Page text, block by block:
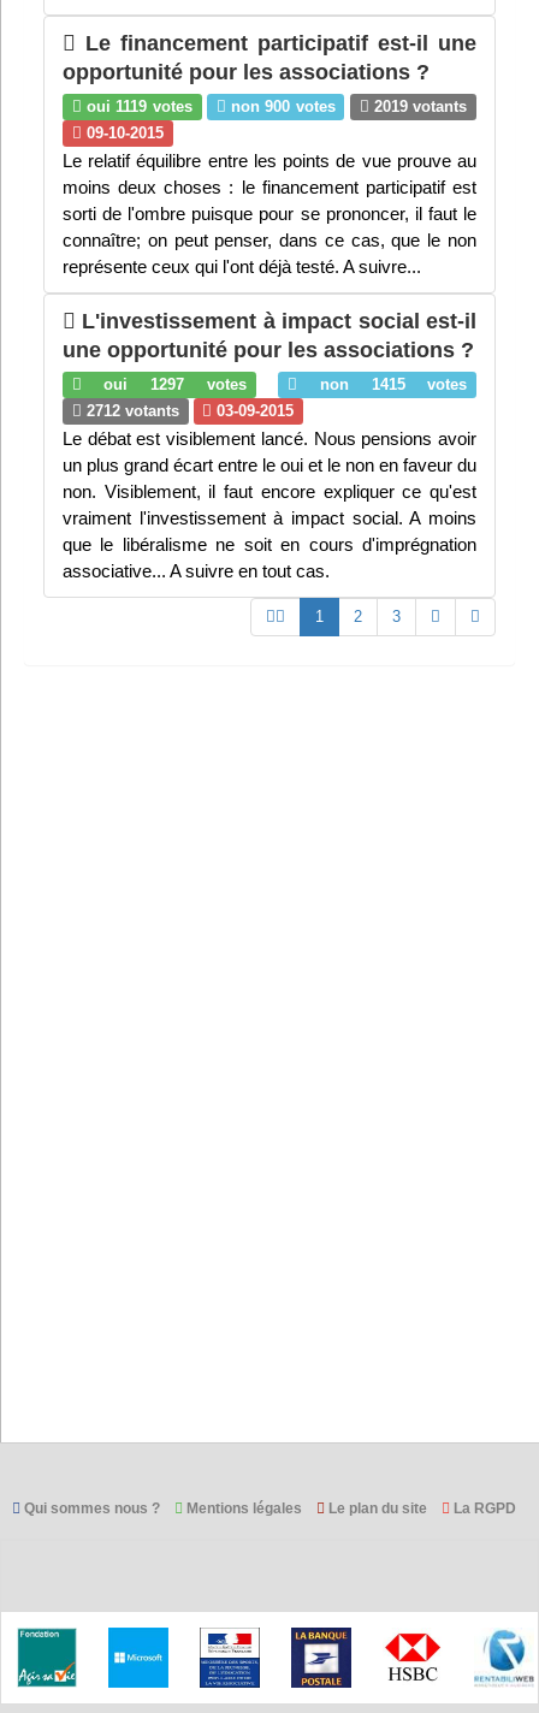
Le financement participatif est-il une
opportunité pour les associations ?
oui 1119 votes non 900 votes
2019 votants
09-10-2015
Le relatif équilibre entre les points de vue prouve au
moins deux choses : le financement participatif est
sorti de l'ombre puisque pour se prononcer, il faut le
connaître; on peut penser, dans ce cas, que le non
représente ceux qui l'ont déjà testé. A suivre...
L'investissement à impact social est-il
une opportunité pour les associations ?
oui 1297 votes
non 1415 votes
2712 votants
03-09-2015
Le débat est visiblement lancé. Nous pensions avoir
un plus grand écart entre le oui et le non en faveur du
non. Visiblement, il faut encore expliquer ce qu'est
vraiment l'investissement à impact social. A moins
que le libéralisme ne soit en cours d'imprégnation
associative... A suivre en tout cas.
1 (current)
2 3
Qui sommes nous ? Mentions légales Le plan du site La RGPD